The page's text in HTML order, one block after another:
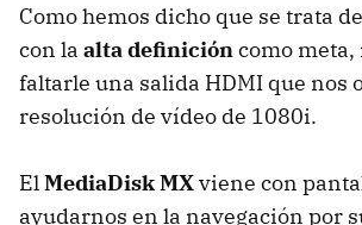
Como hemos dicho que se trata
con la alta definicióncomo meta,
faltarle una salida HDMI que nos
resolución de vídeo de 1080i.
ElMediaDisk MXviene con
ayudarnos en la navegación por